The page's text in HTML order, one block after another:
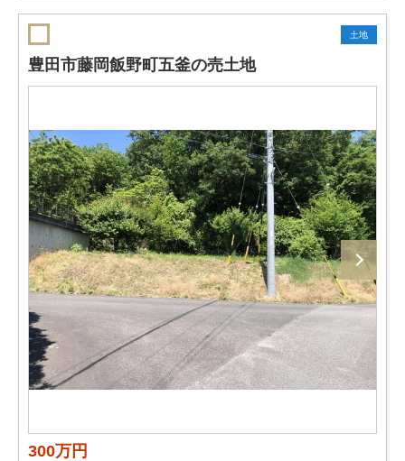
土地
豊田市藤岡飯野町五釜の売土地
300万円